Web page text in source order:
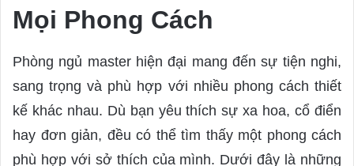
Mọi Phong Cách
Phòng ngủ master hiện đại mang đến sự tiện nghi,
sang trọng và phù hợp với nhiều phong cách thiết
kế khác nhau. Dù bạn yêu thích sự xa hoa, cổ điển
hay đơn giản, đều có thể tìm thấy một phong cách
phù hợp với sở thích của mình. Dưới đây là những